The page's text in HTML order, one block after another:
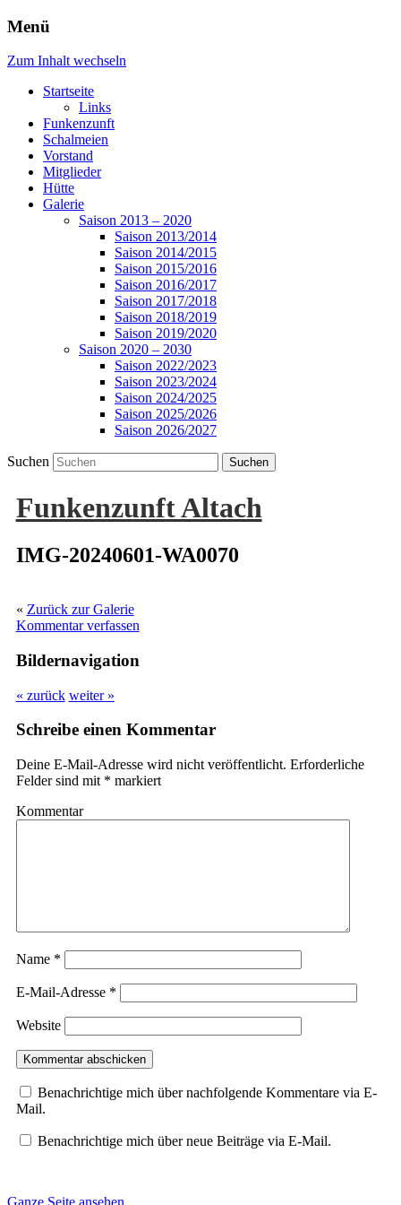
Menü
Zum Inhalt wechseln
Startseite
Links
Funkenzunft
Schalmeien
Vorstand
Mitglieder
Hütte
Galerie
Saison 2013 – 2020
Saison 2013/2014
Saison 2014/2015
Saison 2015/2016
Saison 2016/2017
Saison 2017/2018
Saison 2018/2019
Saison 2019/2020
Saison 2020 – 2030
Saison 2022/2023
Saison 2023/2024
Saison 2024/2025
Saison 2025/2026
Saison 2026/2027
Suchen
Funkenzunft Altach
IMG-20240601-WA0070
« Zurück zur Galerie
Kommentar verfassen
Bildernavigation
« zurück weiter »
Schreibe einen Kommentar
Deine E-Mail-Adresse wird nicht veröffentlicht. Erforderliche
Felder sind mit * markiert
Kommentar
Name *
E-Mail-Adresse *
Website
Benachrichtige mich über nachfolgende Kommentare via E-
Mail.
Benachrichtige mich über neue Beiträge via E-Mail.
Ganze Seite ansehen